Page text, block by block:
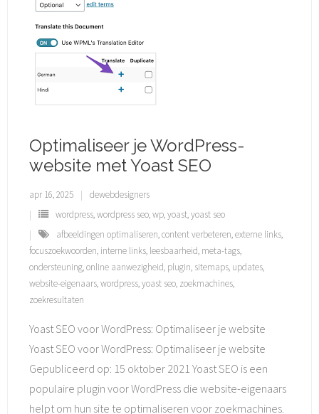
Optimaliseer je WordPress-
website met Yoast SEO
apr 16, 2025
dewebdesigners
wordpress,wordpress seo,wp,yoast,yoast seo
afbeeldingen optimaliseren,content verbeteren,externe links,
focuszoekwoorden, interne links, leesbaarheid, meta-tags,
ondersteuning,online aanwezigheid, plugin, sitemaps, updates,
website-eigenaars,wordpress,yoast seo, zoekmachines,
zoekresultaten
Yoast SEO voor WordPress: Optimaliseer je website
Yoast SEO voor WordPress: Optimaliseer je website
Gepubliceerd op: 15 oktober 2021 Yoast SEO is een
populaire plugin voor WordPress die website-eigenaars
helpt om hun site te optimaliseren voor zoekmachines.